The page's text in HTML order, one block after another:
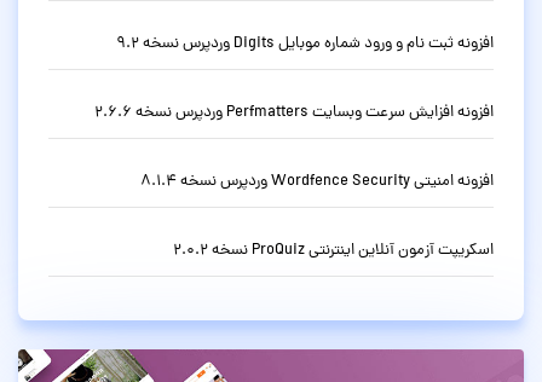
افزونه ثبت نام و ورود شماره موبایل Digits وردپرس نسخه 9.2
افزونه افزایش سرعت وبسایت Perfmatters وردپرس نسخه 2.6.6
افزونه امنیتی Wordfence Security وردپرس نسخه 8.1.4
اسکریپت آزمون آنلاین اینترنتی ProQuiz نسخه 2.0.2